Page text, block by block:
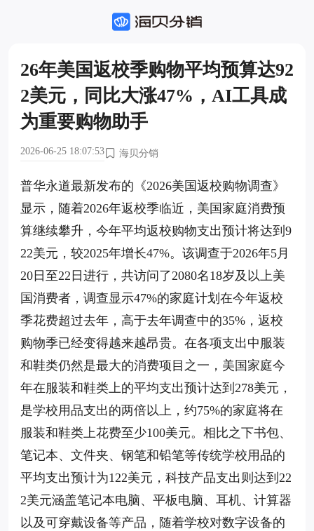
26年美国返校季购物平均预算达92
2美元，同比大涨47%，AI工具成
为重要购物助手
2026-06-25 18:07:53 海贝分销
普华永道最新发布的《2026美国返校购物调查》
显示，随着2026年返校季临近，美国家庭消费预
算继续攀升，今年平均返校购物支出预计将达到9
22美元，较2025年增长47%。该调查于2026年5月
20日至22日进行，共访问了2080名18岁及以上美
国消费者，调查显示47%的家庭计划在今年返校
季花费超过去年，高于去年调查中的35%，返校
购物季已经变得越来越昂贵。在各项支出中服装
和鞋类仍然是最大的消费项目之一，美国家庭今
年在服装和鞋类上的平均支出预计达到278美元，
是学校用品支出的两倍以上，约75%的家庭将在
服装和鞋类上花费至少100美元。相比之下书包、
笔记本、文件夹、钢笔和铅笔等传统学校用品的
平均支出预计为122美元，科技产品支出则达到22
2美元涵盖笔记本电脑、平板电脑、耳机、计算器
以及可穿戴设备等产品，随着学校对数字设备的